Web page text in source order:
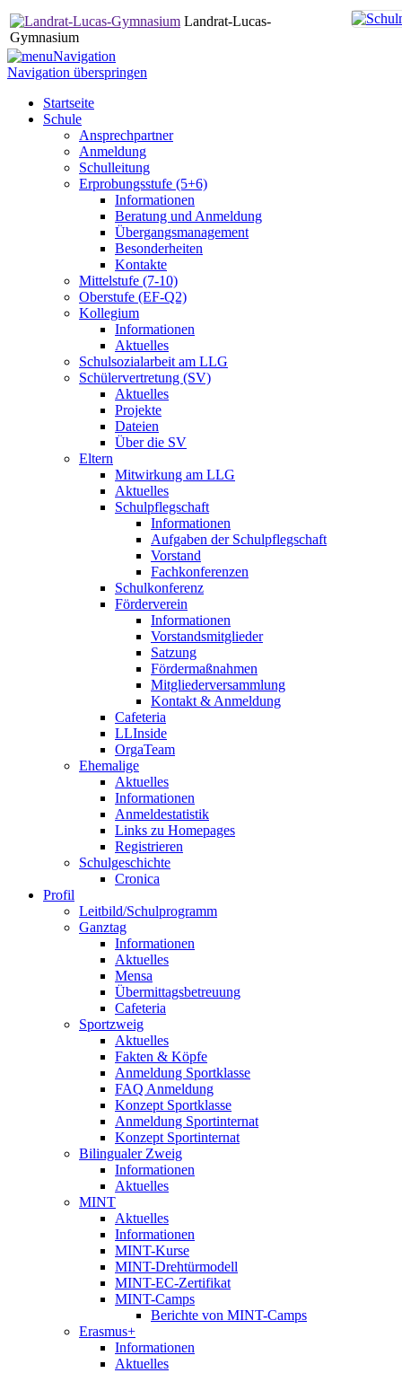
Landrat-Lucas-
Gymnasium
Navigation
Navigation überspringen
Startseite
Schule
Ansprechpartner
Anmeldung
Schulleitung
Erprobungsstufe (5+6)
Informationen
Beratung und Anmeldung
Übergangsmanagement
Besonderheiten
Kontakte
Mittelstufe (7-10)
Oberstufe (EF-Q2)
Kollegium
Informationen
Aktuelles
Schulsozialarbeit am LLG
Schülervertretung (SV)
Aktuelles
Projekte
Dateien
Über die SV
Eltern
Mitwirkung am LLG
Aktuelles
Schulpflegschaft
Informationen
Aufgaben der Schulpflegschaft
Vorstand
Fachkonferenzen
Schulkonferenz
Förderverein
Informationen
Vorstandsmitglieder
Satzung
Fördermaßnahmen
Mitgliederversammlung
Kontakt & Anmeldung
Cafeteria
LLInside
OrgaTeam
Ehemalige
Aktuelles
Informationen
Anmeldestatistik
Links zu Homepages
Registrieren
Schulgeschichte
Cronica
Profil
Leitbild/Schulprogramm
Ganztag
Informationen
Aktuelles
Mensa
Übermittagsbetreuung
Cafeteria
Sportzweig
Aktuelles
Fakten & Köpfe
Anmeldung Sportklasse
FAQ Anmeldung
Konzept Sportklasse
Anmeldung Sportinternat
Konzept Sportinternat
Bilingualer Zweig
Informationen
Aktuelles
MINT
Aktuelles
Informationen
MINT-Kurse
MINT-Drehtürmodell
MINT-EC-Zertifikat
MINT-Camps
Berichte von MINT-Camps
Erasmus+
Informationen
Aktuelles